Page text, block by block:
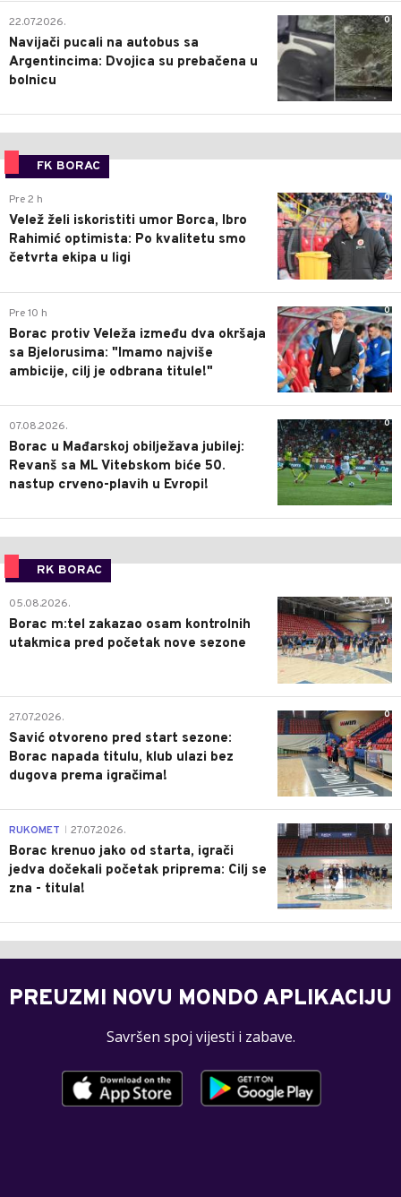
0
22.07.2026.
Navijači pucali na autobus sa
Argentincima: Dvojica su prebačena u
bolnicu
FK BORAC
0
Pre 2 h
Velež želi iskoristiti umor Borca, Ibro
Rahimić optimista: Po kvalitetu smo
četvrta ekipa u ligi
0
Pre 10 h
Borac protiv Veleža između dva okršaja
sa Bjelorusima: "Imamo najviše
ambicije, cilj je odbrana titule!"
0
07.08.2026.
Borac u Mađarskoj obilježava jubilej:
Revanš sa ML Vitebskom biće 50.
nastup crveno-plavih u Evropi!
RK BORAC
0
05.08.2026.
Borac m:tel zakazao osam kontrolnih
utakmica pred početak nove sezone
0
27.07.2026.
Savić otvoreno pred start sezone:
Borac napada titulu, klub ulazi bez
dugova prema igračima!
0
RUKOMET 27.07.2026.
Borac krenuo jako od starta, igrači
jedva dočekali početak priprema: Cilj se
zna - titula!
PREUZMI NOVU MONDO APLIKACIJU
Savršen spoj vijesti i zabave.